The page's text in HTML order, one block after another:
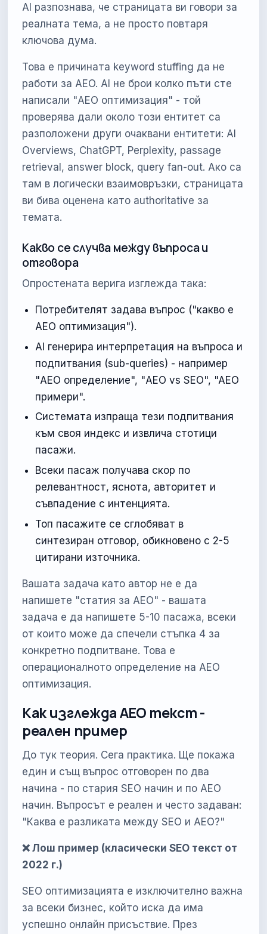
AI разпознава, че страницата ви говори за
реалната тема, а не просто повтаря
ключова дума.
Това е причината keyword stuffing да не
работи за AEO. AI не брои колко пъти сте
написали "AEO оптимизация" - той
проверява дали около този ентитет са
разположени други очаквани ентитети: AI
Overviews, ChatGPT, Perplexity, passage
retrieval, answer block, query fan-out. Ако са
там в логически взаимовръзки, страницата
ви бива оценена като authoritative за
темата.
Какво се случва между въпроса и
отговора
Опростената верига изглежда така:
Потребителят задава въпрос ("какво е
AEO оптимизация").
AI генерира интерпретация на въпроса и
подпитвания (sub-queries) - например
"AEO определение", "AEO vs SEO", "AEO
примери".
Системата изпраща тези подпитвания
към своя индекс и извлича стотици
пасажи.
Всеки пасаж получава скор по
релевантност, яснота, авторитет и
съвпадение с интенцията.
Топ пасажите се сглобяват в
синтезиран отговор, обикновено с 2-5
цитирани източника.
Вашата задача като автор не е да
напишете "статия за AEO" - вашата
задача е да напишете 5-10 пасажа, всеки
от които може да спечели стъпка 4 за
конкретно подпитване. Това е
операционалното определение на AEO
оптимизация.
Как изглежда AEO текст -
реален пример
До тук теория. Сега практика. Ще покажа
един и същ въпрос отговорен по два
начина - по стария SEO начин и по AEO
начин. Въпросът е реален и често задаван:
"Каква е разликата между SEO и AEO?"
❌ Лош пример (класически SEO текст от
2022 г.)
SEO оптимизацията е изключително важна
за всеки бизнес, който иска да има
успешно онлайн присъствие. През